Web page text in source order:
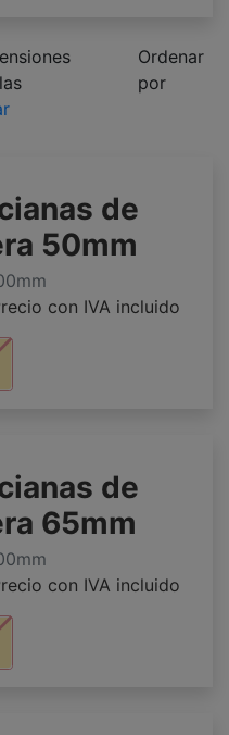
Ordenar
por
de
50mm
con IVA incluido
de
65mm
con IVA incluido